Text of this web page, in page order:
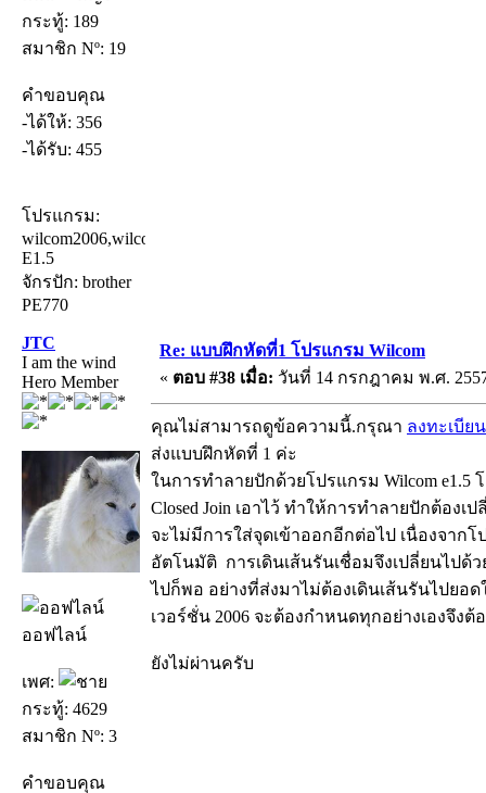
กระทู้: 189
สมาชิก Nº: 19
คำขอบคุณ
-ได้ให้: 356
-ได้รับ: 455
โปรแกรม:
wilcom2006,wilcom
E1.5
จักรปัก: brother
PE770
JTC
I am the wind
Hero Member
ออฟไลน์
เพศ:
กระทู้: 4629
สมาชิก Nº: 3
คำขอบคุณ
Re: แบบฝึกหัดที่1 โปรแกรม Wilcom
« ตอบ #38 เมื่อ: วันที่ 14 กรกฎาคม พ.ศ.
คุณไม่สามารถดูข้อความนี้.กรุณา ลงทะเบียน
ส่งแบบฝึกหัดที่ 1 ค่ะ
ในการทำลายปักด้วยโปรแกรม Wilcom
Closed Join เอาไว้ ทำให้การทำลายปักต้อง
จะไม่มีการใส่จุดเข้าออกอีกต่อไป เนื่องจาก
อัตโนมัติ การเดินเส้นรันเชื่อมจึงเปลี่ยนไป
ไปก็พอ อย่างที่ส่งมาไม่ต้องเดินเส้นรันไปยอ
เวอร์ชั่น 2006 จะต้องกำหนดทุกอย่างเองจึงต้
ยังไม่ผ่านครับ